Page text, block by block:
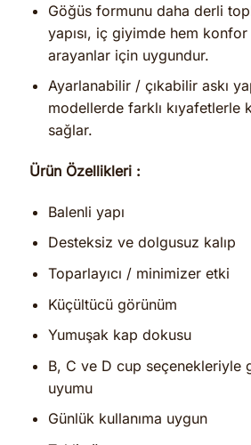
Göğüs formunu daha derli
yapısı, iç giyimde hem
arayanlar için uygundur.
Ayarlanabilir / çıkabilir askı
modellerde farklı kıyafetlerle
sağlar.
Ürün Özellikleri :
Balenli yapı
Desteksiz ve dolgusuz kalıp
Toparlayıcı / minimizer etki
Küçültücü görünüm
Yumuşak kap dokusu
B, C ve D cup seçenekleriyle
uyumu
Günlük kullanıma uygun